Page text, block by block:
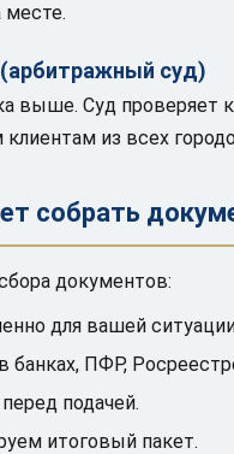
месте.
суд)
выше. Суд проверяет
из всех
собрать
документов:
для вашей
банках, ПФР,
подачей.
итоговый пакет.